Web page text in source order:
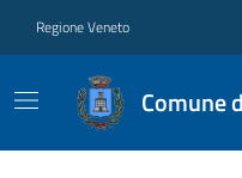
Regione Veneto
Comune